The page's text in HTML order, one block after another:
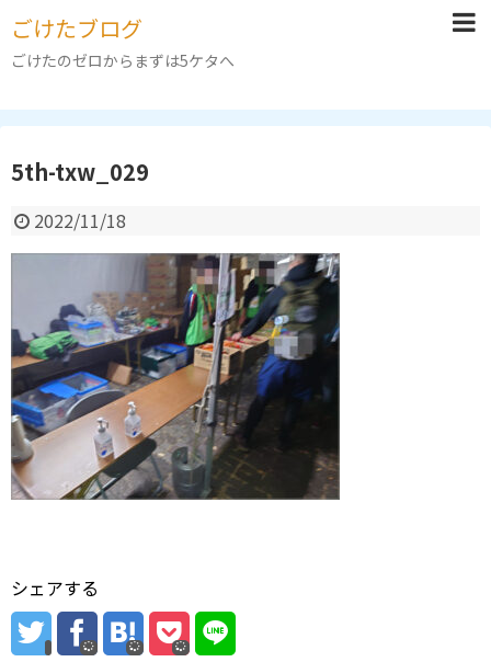
ごけたブログ
ごけたのゼロからまずは5ケタへ
5th-txw_029
2022/11/18
シェアする